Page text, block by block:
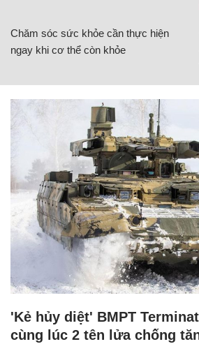
Chăm sóc sức khỏe cần thực hiện
ngay khi cơ thể còn khỏe
'Kẻ hủy diệt' BMPT
cùng lúc 2 tên lửa chống